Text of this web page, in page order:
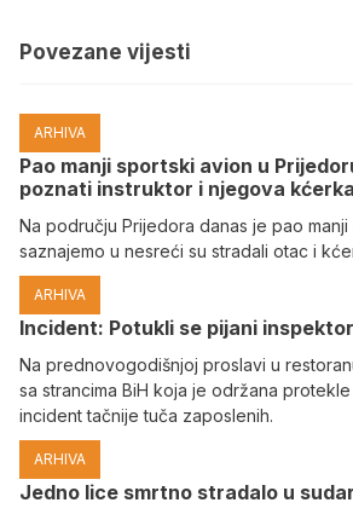
Povezane vijesti
ARHIVA
Pao manji sportski avion u
poznati instruktor i njegova kćerka
Na području Prijedora danas je pao
saznajemo u nesreći su stradali otac i
ARHIVA
Incident: Potukli se pijani
Na prednovogodišnjoj proslavi u
sa strancima BiH koja je održana
incident tačnije tuča zaposlenih.
ARHIVA
Јedno lice smrtno stradalo u